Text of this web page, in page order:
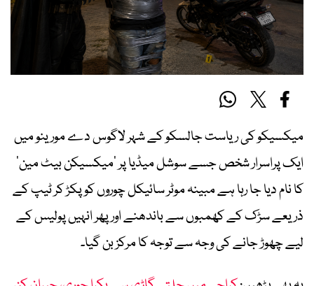
میکسیکو کی ریاست جالسکو کے شہر لاگوس دے مورینو میں
ایک پراسرار شخص جسے سوشل میڈیا پر ’میکسیکن بیٹ مین‘
کا نام دیا جا رہا ہے مبینہ موٹر سائیکل چوروں کو پکڑ کر ٹیپ کے
ذریعے سڑک کے کھمبوں سے باندھنے اور پھر انہیں پولیس کے
لیے چھوڑ جانے کی وجہ سے توجہ کا مرکز بن گیا۔